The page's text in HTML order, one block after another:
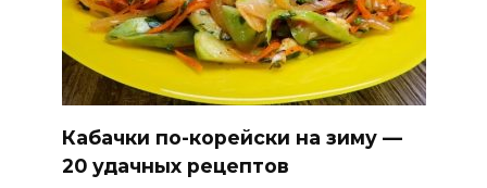
Кабачки по-корейски на зиму —
20 удачных рецептов